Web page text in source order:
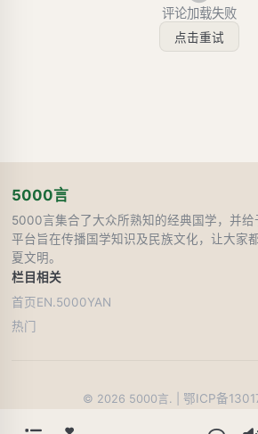
评论加载失败
点击重试
5000言
5000言集合了大众所熟知的经典国学，并给
平台旨在传播国学知识及民族文化，让大家
夏文明。
栏目
首页
热门
相关
EN.5000YAN
© 2026 5000言. | 鄂ICP备
人在线阅读